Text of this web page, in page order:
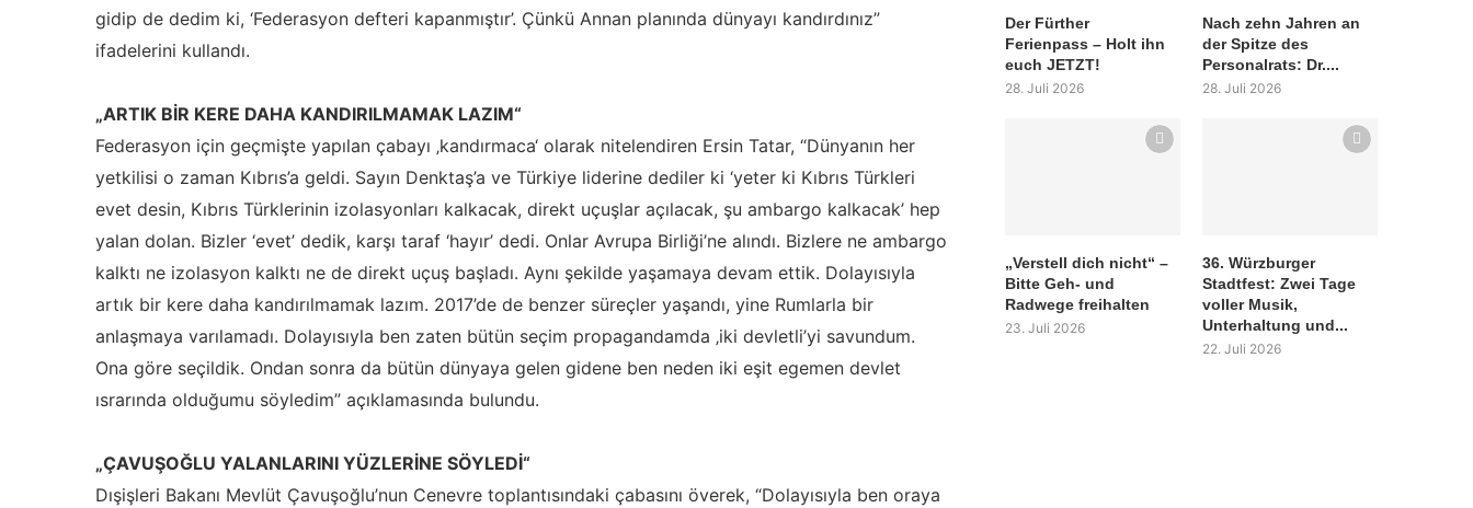
gidip de dedim ki, ‘Federasyon defteri kapanmıştır’. Çünkü Annan planında dünyayı kandırdınız”
ifadelerini kullandı.
„ARTIK BİR KERE DAHA KANDIRILMAMAK LAZIM“
Federasyon için geçmişte yapılan çabayı ‚kandırmaca‘ olarak nitelendiren Ersin Tatar, “Dünyanın her
yetkilisi o zaman Kıbrıs’a geldi. Sayın Denktaş’a ve Türkiye liderine dediler ki ‘yeter ki Kıbrıs Türkleri
evet desin, Kıbrıs Türklerinin izolasyonları kalkacak, direkt uçuşlar açılacak, şu ambargo kalkacak’ hep
yalan dolan. Bizler ‘evet’ dedik, karşı taraf ‘hayır’ dedi. Onlar Avrupa Birliği’ne alındı. Bizlere ne ambargo
kalktı ne izolasyon kalktı ne de direkt uçuş başladı. Aynı şekilde yaşamaya devam ettik. Dolayısıyla
artık bir kere daha kandırılmamak lazım. 2017’de de benzer süreçler yaşandı, yine Rumlarla bir
anlaşmaya varılamadı. Dolayısıyla ben zaten bütün seçim propagandamda ‚iki devletli’yi savundum.
Ona göre seçildik. Ondan sonra da bütün dünyaya gelen gidene ben neden iki eşit egemen devlet
ısrarında olduğumu söyledim” açıklamasında bulundu.
„ÇAVUŞOĞLU YALANLARINI YÜZLERİNE SÖYLEDİ“
Dışişleri Bakanı Mevlüt Çavuşoğlu’nun Cenevre toplantısındaki çabasını överek, “Dolayısıyla ben oraya
Der Fürther
Ferienpass – Holt ihn
euch JETZT!
28. Juli 2026
Nach zehn Jahren an
der Spitze des
Personalrats: Dr....
28. Juli 2026
„Verstell dich nicht“ –
Bitte Geh- und
Radwege freihalten
23. Juli 2026
36. Würzburger
Stadtfest: Zwei Tage
voller Musik,
Unterhaltung und...
22. Juli 2026